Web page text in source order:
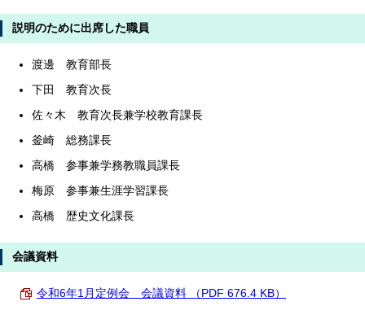
説明のために出席した職員
渡邊 教育部長
下田 教育次長
佐々木 教育次長兼学校教育課長
釜崎 総務課長
高橋 参事兼学務教職員課長
梅原 参事兼生涯学習課長
高橋 歴史文化課長
会議資料
令和6年1月定例会 会議資料 （PDF 676.4 KB）